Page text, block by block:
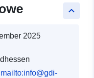
keyboard_arrow_up
2025
mailto:info@gdi-